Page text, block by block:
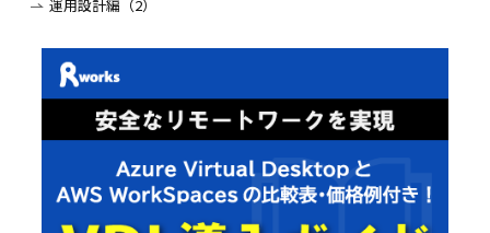
運用設計編（2）